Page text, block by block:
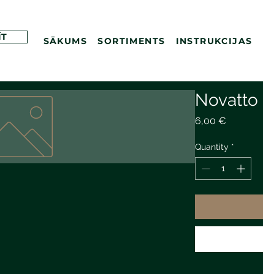
SĀKUMS SORTIMENTS INSTRUKCIJAS
Novatto
6,00 €
Quantity *